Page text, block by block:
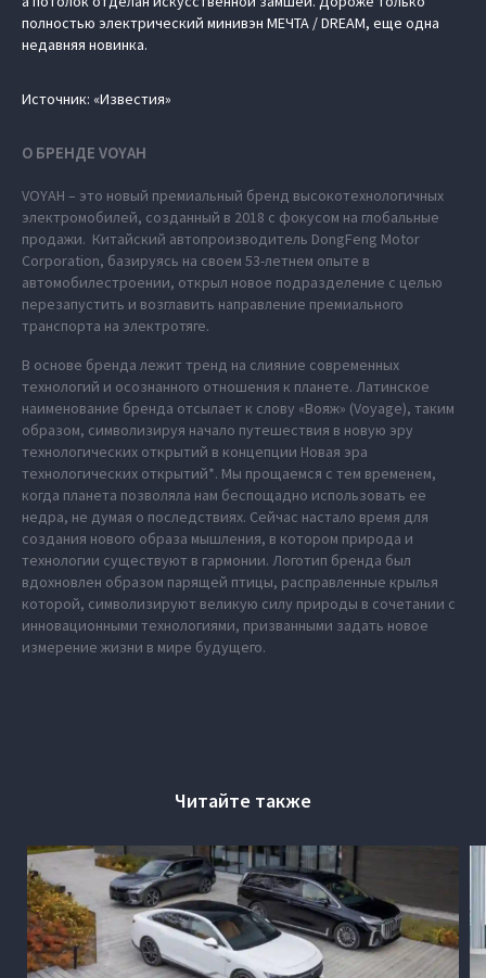
полностью электрический минивэн МЕЧТА / DREAM, еще одна
недавняя новинка.
Источник: «Известия»
О БРЕНДЕ VOYAH
VOYAH – это новый премиальный бренд высокотехнологичных
электромобилей, созданный в 2018 с фокусом на глобальные
продажи. Китайский автопроизводитель DongFeng Motor
Corporation, базируясь на своем 53-летнем опыте в
автомобилестроении, открыл новое подразделение с целью
перезапустить и возглавить направление премиального
транспорта на электротяге.
В основе бренда лежит тренд на слияние современных
технологий и осознанного отношения к планете. Латинское
наименование бренда отсылает к слову «Вояж» (Voyage), таким
образом, символизируя начало путешествия в новую эру
технологических открытий в концепции Новая эра
технологических открытий*. Мы прощаемся с тем временем,
когда планета позволяла нам беспощадно использовать ее
недра, не думая о последствиях. Сейчас настало время для
создания нового образа мышления, в котором природа и
технологии существуют в гармонии. Логотип бренда был
вдохновлен образом парящей птицы, расправленные крылья
которой, символизируют великую силу природы в сочетании с
инновационными технологиями, призванными задать новое
измерение жизни в мире будущего.
Читайте также